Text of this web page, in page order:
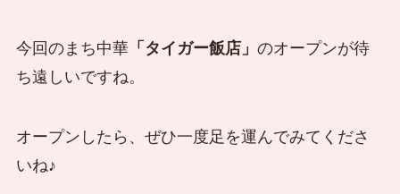
今回のまち中華「タイガー飯店」 のオープンが待
ち遠しいですね。
オープンしたら、ぜひ一度足を運んでみてくださ
いね♪